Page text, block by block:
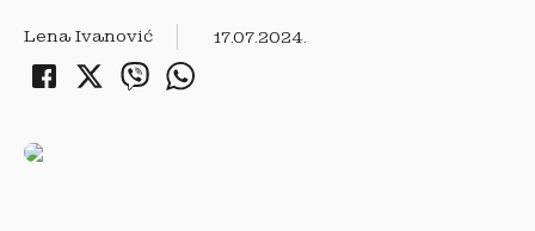
Lena Ivanović 17.07.2024.